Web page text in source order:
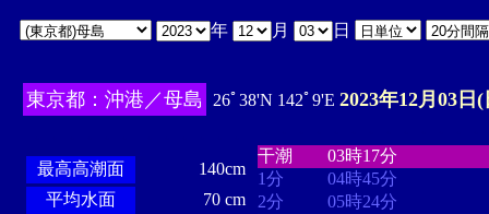
年 月 日
東京都：沖港／母島 26ﾟ38'N 142ﾟ9'E 2023年12月03日(
最高高潮面
140cm
平均水面
70 cm
干潮
03時17分
1分
04時45分
2分
05時24分